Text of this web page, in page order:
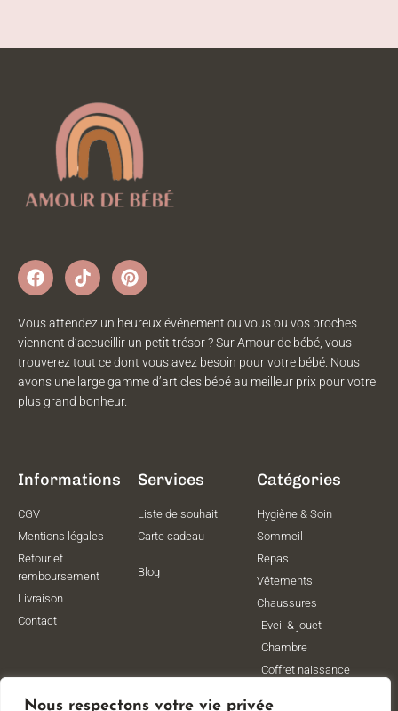
Nous respectons votre vie privée
Vous attendez un heureux événement ou vous ou vos proches
viennent d’accueillir un petit trésor ? Sur Amour de bébé, vous
trouverez tout ce dont vous avez besoin pour votre bébé. Nous
avons une large gamme d’articles bébé au meilleur prix pour votre
plus grand bonheur.
Informations
CGV
Mentions légales
Retour et
remboursement
Livraison
Contact
Services
Liste de souhait
Carte cadeau
Blog
Catégories
Hygiène & Soin
Sommeil
Repas
Vêtements
Chaussures
Eveil & jouet
Chambre
Coffret naissance